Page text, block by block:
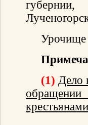
Урочище
(1) Дело